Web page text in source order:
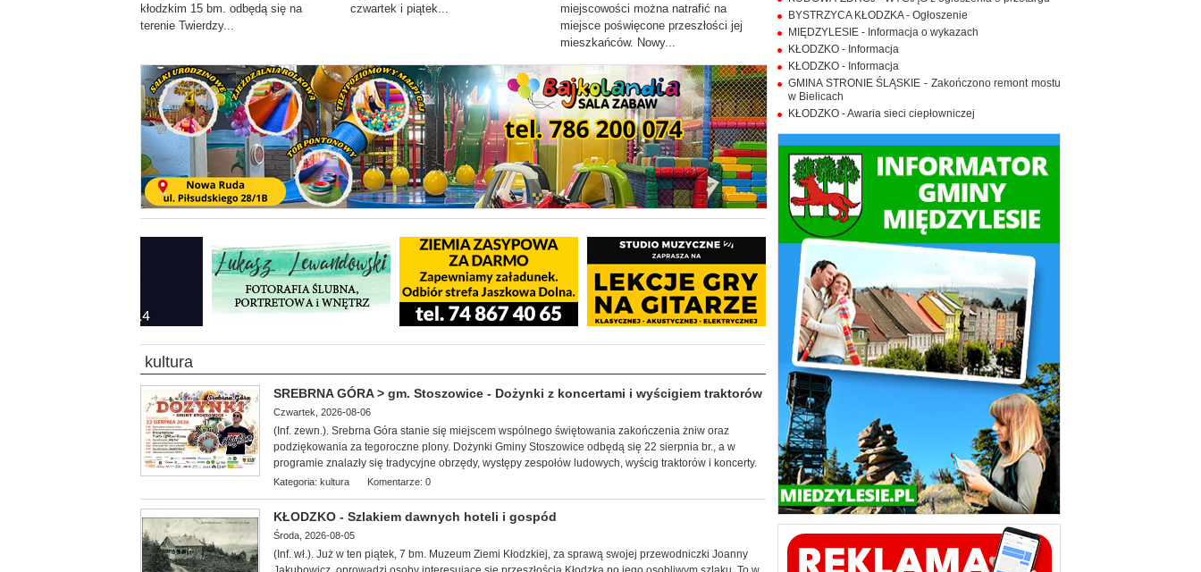
kłodzkim 15 bm. odbędą się na
terenie Twierdzy...
czwartek i piątek...
miejscowości można natrafić na
miejsce poświęcone przeszłości jej
mieszkańców. Nowy...
kultura
SREBRNA GÓRA > gm. Stoszowice - Dożynki z koncertami i wyścigiem traktorów
Czwartek, 2026-08-06
(Inf. zewn.). Srebrna Góra stanie się miejscem wspólnego świętowania zakończenia żniw oraz
podziękowania za tegoroczne plony. Dożynki Gminy Stoszowice odbędą się 22 sierpnia br., a w
programie znalazły się tradycyjne obrzędy, występy zespołów ludowych, wyścig traktorów i koncerty.
Kategoria: kultura Komentarze: 0
KŁODZKO - Szlakiem dawnych hoteli i gospód
Środa, 2026-08-05
(Inf. wł.). Już w ten piątek, 7 bm. Muzeum Ziemi Kłodzkiej, za sprawą swojej przewodniczki Joanny
BYSTRZYCA KŁODZKA - Ogłoszenie
MIĘDZYLESIE - Informacja o wykazach
KŁODZKO - Informacja
KŁODZKO - Informacja
GMINA STRONIE ŚLĄSKIE - Zakończono remont mostu
w Bielicach
KŁODZKO - Awaria sieci ciepłowniczej